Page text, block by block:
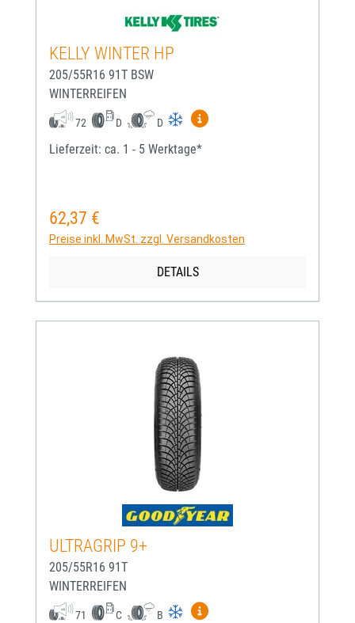
KELLY WINTER HP
205/55R16 91T BSW
WINTERREIFEN
72 D D
Mehr Informationen zum
Lieferzeit: ca. 1 - 5 Werktage*
Regulärer Preis:
62,37 €
Preise inkl. MwSt. zzgl. Versandkosten
DETAILS
ULTRAGRIP 9+
205/55R16 91T
WINTERREIFEN
71 C B
Mehr Informationen zum